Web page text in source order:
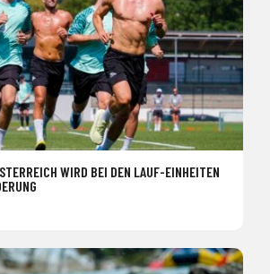
WIRD BEI DEN LAUF-EINHEITEN